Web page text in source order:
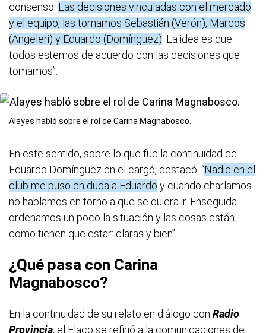
consenso. Las decisiones vinculadas con el mercado
y el equipo, las tomamos Sebastián (Verón), Marcos
(Angeleri) y Eduardo (Domínguez) . La idea es que
todos estemos de acuerdo con las decisiones que
tomamos”.
Alayes habló sobre el rol de Carina Magnabosco.
En este sentido, sobre lo que fue la continuidad de
Eduardo Domínguez en el cargó, destacó: “Nadie en el
club me puso en duda a Eduardo y cuando charlamos
no hablamos en torno a que se quiera ir. Enseguida
ordenamos un poco la situación y las cosas están
como tienen que estar: claras y bien”.
¿Qué pasa con Carina
Magnabosco?
En la continuidad de su relato en diálogo con Radio
Provincia, el Flaco se refirió a la comunicaciones de